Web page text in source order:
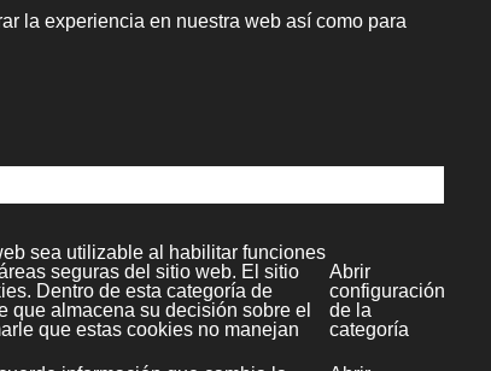
SLCopyright ©